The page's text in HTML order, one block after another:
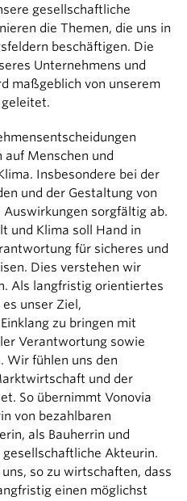
gesellschaftliche
die Themen, die uns in
beschäftigen. Die
Unternehmens und
maßgeblich von unserem
auf Menschen und
Insbesondere bei der
und der Gestaltung von
sorgfältig ab.
und Klima soll Hand in
für sicheres und
Dies verstehen wir
Als langfristig orientiertes
unser Ziel,
zu bringen mit
Verantwortung sowie
Wir fühlen uns den
und der
So übernimmt Vonovia
von bezahlbaren
als Bauherrin und
gesellschaftliche Akteurin.
so zu wirtschaften, dass
einen möglichst